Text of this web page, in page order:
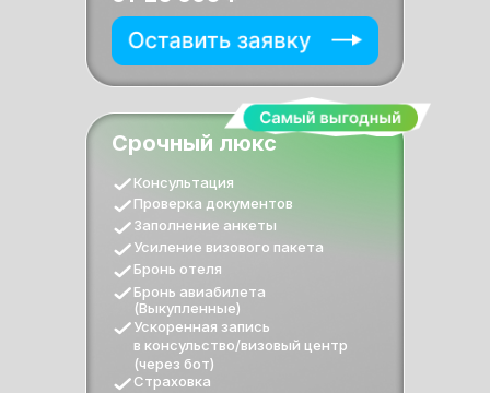
Срочный люкс
Консультация
Проверка документов
Заполнение анкеты
Усиление визового пакета
Бронь отеля
Бронь авиабилета
(Выкупленные)
Ускоренная запись
в консульство/визовый центр
(через бот)
Страховка